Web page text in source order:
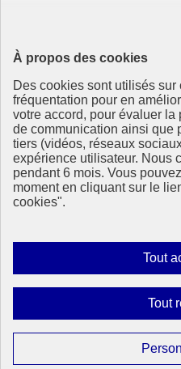
À propos des cookies
Des cookies sont utilisés
fréquentation pour en
votre accord, pour évaluer
de communication ainsi que
tiers (vidéos, réseaux
expérience utilisateur. Nous
pendant 6 mois. Vous
moment en cliquant sur le
cookies".
Tout
Tout
Partager
Copier
République
Française
Le portail de tous les citoyens
l’environnement, du
utiles
- ouvre
- ouvre
Partenaire